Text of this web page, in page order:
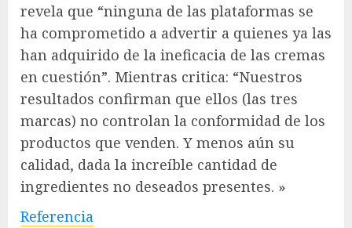
revela que “ninguna de las plataformas se
ha comprometido a advertir a quienes ya las
han adquirido de la ineficacia de las cremas
en cuestión”. Mientras critica: “Nuestros
resultados confirman que ellos (las tres
marcas) no controlan la conformidad de los
productos que venden. Y menos aún su
calidad, dada la increíble cantidad de
ingredientes no deseados presentes. »
Referencia